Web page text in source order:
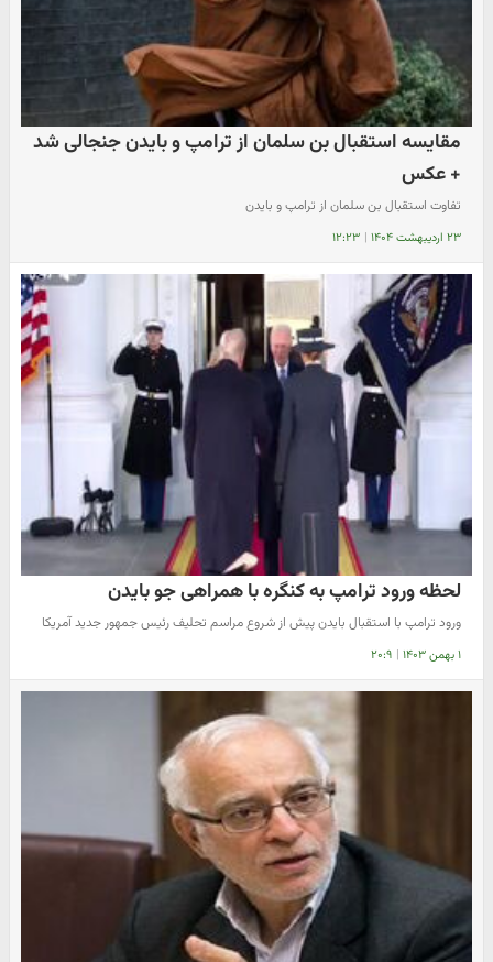
مقایسه استقبال بن سلمان از ترامپ و بایدن جنجالی شد
+ عکس
تفاوت استقبال بن سلمان از ترامپ و بایدن
۲۳ اردیبهشت ۱۴۰۴ | ۱۲:۲۳
لحظه ورود ترامپ به کنگره با همراهی جو بایدن
ورود ترامپ با استقبال بایدن پیش از شروع مراسم تحلیف رئیس جمهور جدید آمریکا
۱ بهمن ۱۴۰۳ | ۲۰:۹